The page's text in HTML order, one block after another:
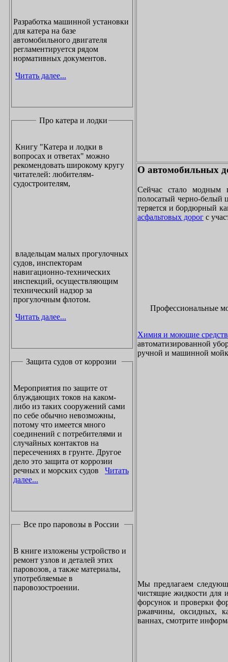
Разработка машинной установки
для катера на базе
автомобильного двигателя
регламентируется рядом
нормативных документов.
Читать далее...
Про катера и лодки
Книгу "Катера и лодки в
вопросах и ответах" можно
рекомендовать широкому кругу
читателей: любителям-
судостроителям,
владельцам малых прогулочных
судов, инспекторам
навигационно-технических
инспекций, осуществляющим
технический надзор за
прогулочным флотом.
Читать далее...
Защита судов от коррозии
Мероприятия по защите от
блуждающих токов на каком-
либо из таких сооружений сами
по себе обычно невозможны,
потому что имеется много
соединений с потребителями и
случайных контактов на
пересечениях в грунте. Другое
дело это защита от коррозии
речных и морских судов Читать
далее...
Все про паровозы в России
В книге изложены устройство и
ремонт узлов и деталей этих
паровозов, а также материалы,
употребляемые в
паровозостроении.
О автомобильных
Сейчас стало модным
полосатый черно-белый
теряется и бордюрный
асфальтовых дорог с
Профессиональные
Химия и моющие
автоматизированной
ручной и машинной
Мы предлагаем
чистящие жидкости для
форсунок и проверки
ржавчины, оксидных,
ваннах, смотрите